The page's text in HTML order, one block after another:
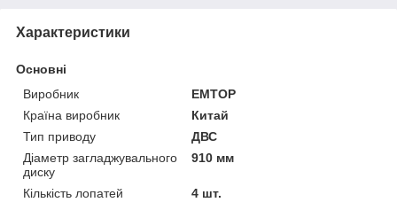
Характеристики
Основні
Виробник
EMTOP
Країна виробник
Китай
Тип приводу
ДВС
Діаметр загладжувального
диску
910 мм
Кількість лопатей
4 шт.